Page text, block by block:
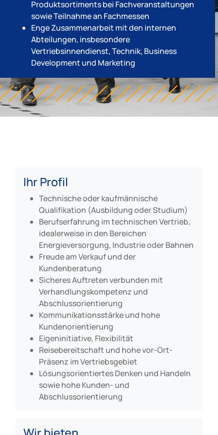
Produktsortiments bei Fachveranstaltungen
sowie Teilnahme an Fachmessen
Enge Zusammenarbeit mit den internen
Abteilungen, insbesondere
Vertriebsinnendienst, Technik, Business
Development und Marketing
Ihr Profil
Technische oder kaufmännische
Qualifikation (Ausbildung oder Studium)
Berufserfahrung im technischen Vertrieb,
idealerweise in den Bereichen
Energieversorgung, Industrie oder Bahnen
Freude am Verkauf und der
Kundenberatung
Sicheres Auftreten verbunden mit
Verhandlungskompetenz und
Abschlussorientierung
Kommunikationsstärke und hohe
Kundenorientierung
Eigeninitiative, Flexibilität
Reisebereitschaft und hohe vor-Ort-
Präsenz im Vertriebsgebiet
Lösungsorientiertes Denken und Handeln
sowie hohe Kunden- und
Abschlussorientierung